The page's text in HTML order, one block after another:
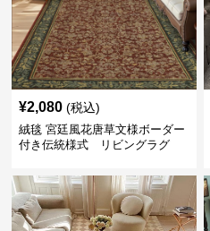
¥2,080 (税込)
絨毯 宮廷風花唐草文様ボーダー
付き伝統様式 リビングラグ